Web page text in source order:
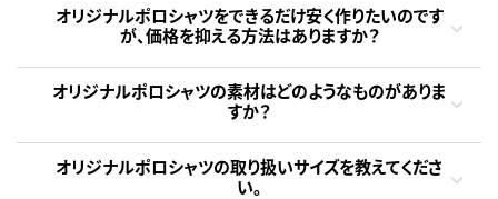
オリジナルポロシャツをできるだけ安く作りたいのです
が、価格を抑える方法はありますか？
オリジナルポロシャツの素材はどのようなものがありま
すか？
オリジナルポロシャツの取り扱いサイズを教えてくださ
い。